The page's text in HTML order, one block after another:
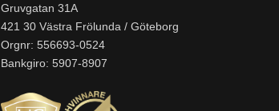
Gruvgatan 31A
421 30 Västra Frölunda / Göteborg
Orgnr: 556693-0524
Bankgiro: 5907-8907